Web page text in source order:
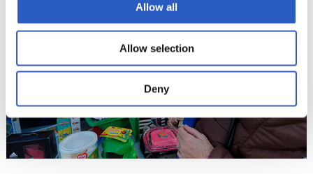
Allow all
Allow selection
Deny